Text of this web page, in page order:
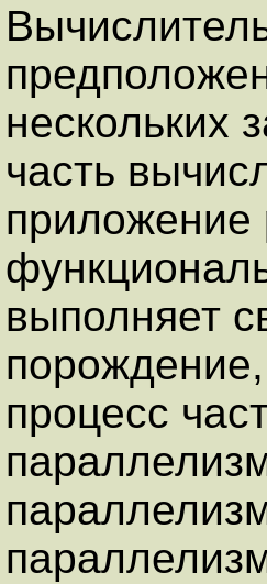
нескольких
часть
приложение
выполняет
процесс